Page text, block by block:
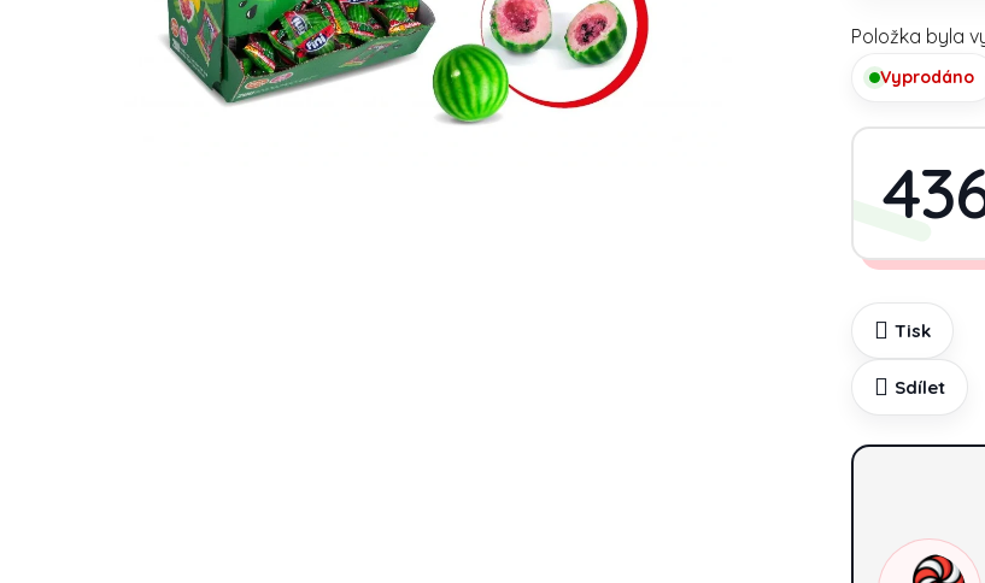
Položka byla
Vyprodáno
Tisk
Sdílet